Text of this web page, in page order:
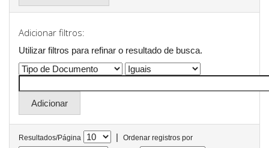
Adicionar filtros:
Utilizar filtros para refinar o resultado de busca.
Resultados/Página |
Ordenar registros por